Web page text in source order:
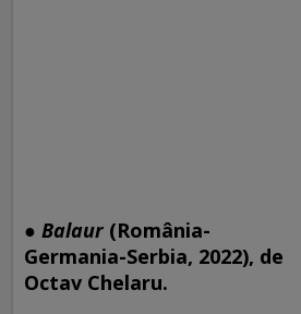
● Balaur (România-
Germania-Serbia, 2022), de
Octav Chelaru.